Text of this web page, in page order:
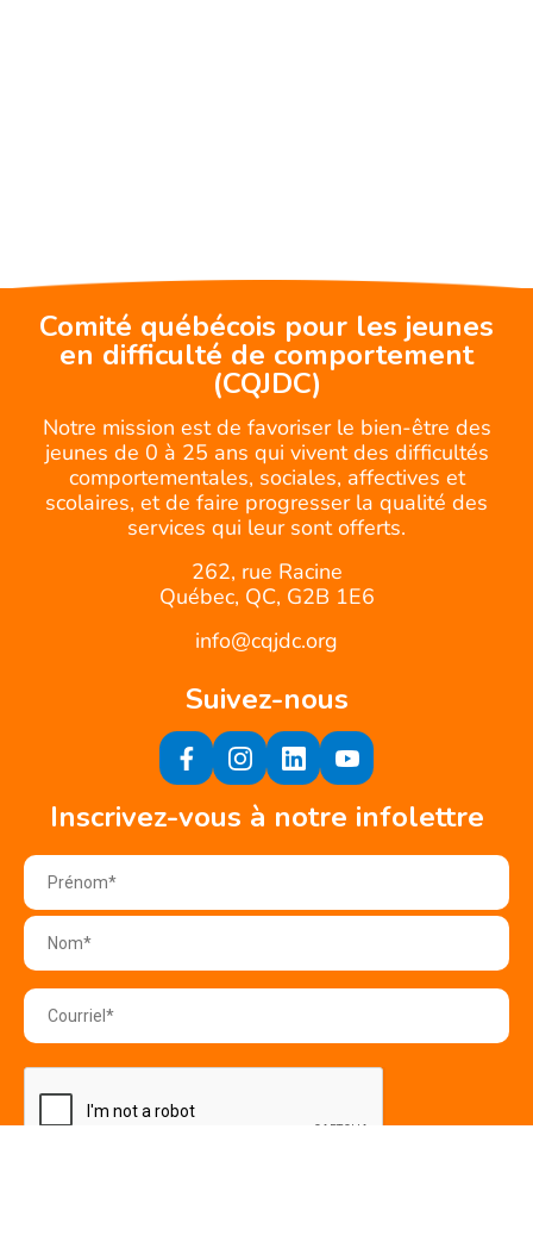
Comité québécois pour les jeunes
en difficulté de comportement
(CQJDC)
Notre mission est de favoriser le bien-être des
jeunes de 0 à 25 ans qui vivent des difficultés
comportementales, sociales, affectives et
scolaires, et de faire progresser la qualité des
services qui leur sont offerts.
262, rue Racine
Québec, QC, G2B 1E6
info@cqjdc.org
Suivez-nous
Inscrivez-vous à notre infolettre